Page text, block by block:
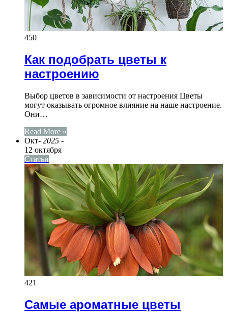
450
Как подобрать цветы к
настроению
Выбор цветов в зависимости от настроения Цветы
могут оказывать огромное влияние на наше настроение.
Они…
Read More »
Окт- 2025 -
12 октября
Статьи
421
Самые ароматные цветы